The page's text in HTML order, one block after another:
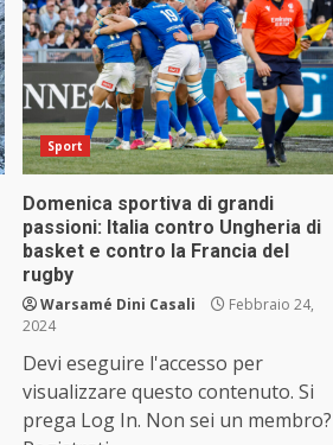
Sport
Domenica sportiva di grandi
passioni: Italia contro Ungheria di
basket e contro la Francia del
rugby
Warsamé Dini Casali
Febbraio 24,
2024
Devi eseguire l'accesso per
visualizzare questo contenuto. Si
prega Log In. Non sei un membro?